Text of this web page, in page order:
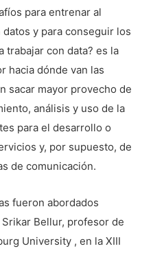
para entrenar al
y para conseguir los
trabajar con data? es la
hacia dónde van las
sacar mayor provecho de
análisis y uso de la
para el desarrollo o
y, por supuesto, de
de comunicación.
fueron abordados
Bellur, profesor de
University , en la XIII